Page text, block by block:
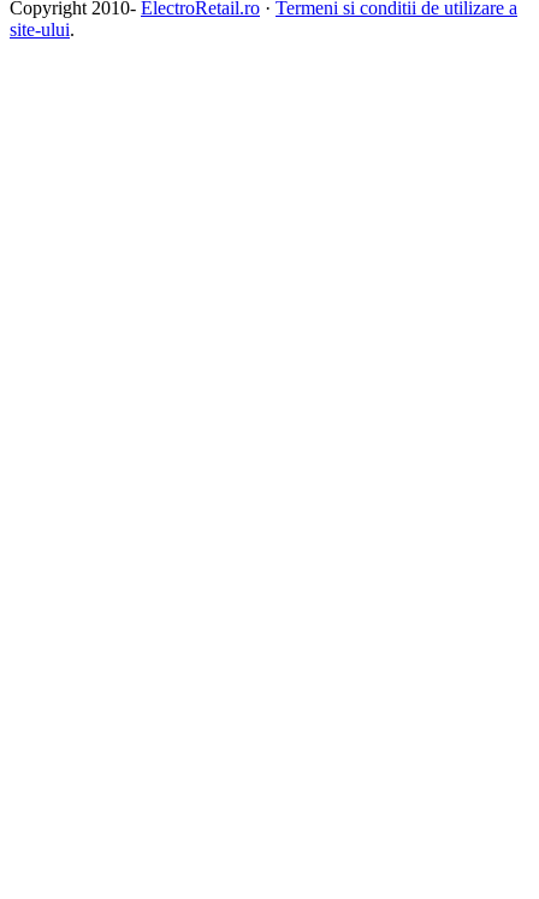
Copyright 2010- ElectroRetail.ro · Termeni si conditii de utilizare a
site-ului.